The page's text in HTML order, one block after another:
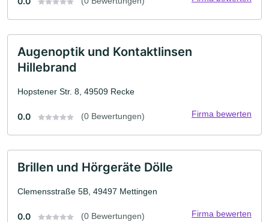
Augenoptik und Kontaktlinsen
Hillebrand
Hopstener Str. 8, 49509 Recke
0.0 (0 Bewertungen) Firma bewerten
Brillen und Hörgeräte Dölle
Clemensstraße 5B, 49497 Mettingen
0.0 (0 Bewertungen) Firma bewerten